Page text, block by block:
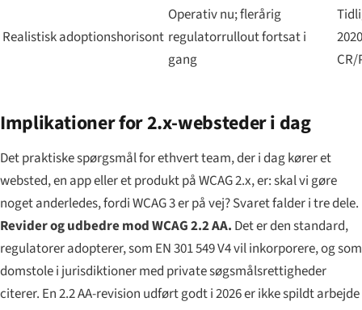
Realistisk adoptionshorisont
Operativ nu; flerårig
regulatorrullout fortsat i
gang
Implikationer for 2.x-websteder i dag
Det praktiske spørgsmål for ethvert team, der i dag kører et
websted, en app eller et produkt på WCAG 2.x, er: skal vi gøre
noget anderledes, fordi WCAG 3 er på vej? Svaret falder i tre dele.
Revider og udbedre mod WCAG 2.2 AA. Det er den standard,
regulatorer adopterer, som EN 301 549 V4 vil inkorporere, og som
domstole i jurisdiktioner med private søgsmålsrettigheder
citerer. En 2.2 AA-revision udført godt i 2026 er ikke spildt arbejde